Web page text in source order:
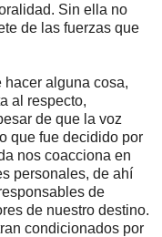
Sin ella no
de las fuerzas que
alguna cosa,
al respecto,
de que la voz
que fue decidido por
nos coacciona en
personales, de ahí
de
de nuestro destino.
condicionados por